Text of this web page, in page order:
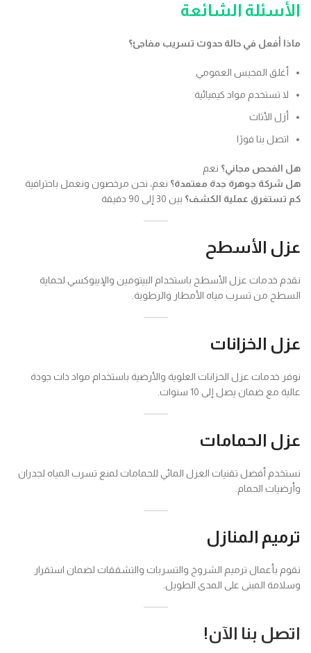
الأسئلة الشائعة
ماذا أفعل في حالة حدوث تسريب مفاجئ؟
أغلق المحبس العمومي
لا تستخدم مواد كيميائية
أزل الأثاث
اتصل بنا فورًا
هل الفحص مجاني؟ نعم
هل شركة جوهرة جدة معتمدة؟ نعم، نحن مرخصون ونعمل باحترافية
كم تستغرق عملية الكشف؟ بين 30 إلى 90 دقيقة
عزل الأسطح
نقدم خدمات عزل الأسطح باستخدام البيتومين والإيبوكسي لحماية
السطح من تسرب مياه الأمطار والرطوبة.
عزل الخزانات
نوفر خدمات عزل الخزانات العلوية والأرضية باستخدام مواد ذات جودة
عالية مع ضمان يصل إلى 10 سنوات.
عزل الحمامات
نستخدم أفضل تقنيات العزل المائي للحمامات لمنع تسرب المياه لجدران
وأرضيات الحمام.
ترميم المنازل
نقوم بأعمال ترميم الشروخ والتسربات والتشققات لضمان استقرار
وسلامة المبنى على المدى الطويل.
اتصل بنا الآن!